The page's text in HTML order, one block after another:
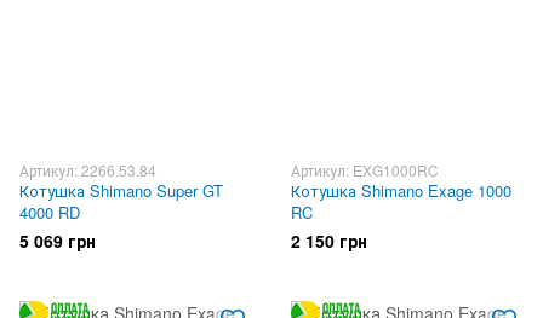
Артикул: 2266.53.84
Котушка Shimano Super GT
4000 RD
5 069 грн
Артикул: EXG1000RC
Котушка Shimano Exage 1000
RC
2 150 грн